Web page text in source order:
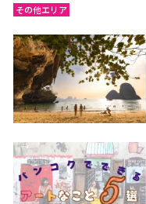
その他エリア